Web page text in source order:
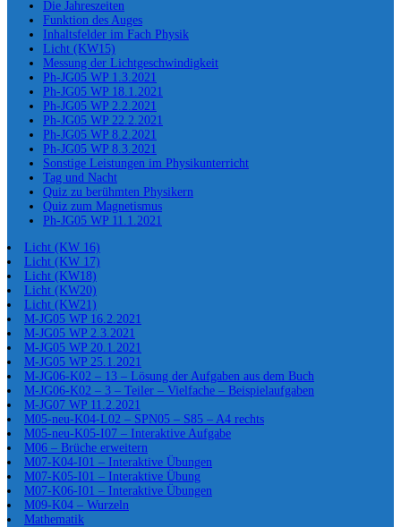
Die Jahreszeiten
Funktion des Auges
Inhaltsfelder im Fach Physik
Licht (KW15)
Messung der Lichtgeschwindigkeit
Ph-JG05 WP 1.3.2021
Ph-JG05 WP 18.1.2021
Ph-JG05 WP 2.2.2021
Ph-JG05 WP 22.2.2021
Ph-JG05 WP 8.2.2021
Ph-JG05 WP 8.3.2021
Sonstige Leistungen im Physikunterricht
Tag und Nacht
Quiz zu berühmten Physikern
Quiz zum Magnetismus
Ph-JG05 WP 11.1.2021
Licht (KW 16)
Licht (KW 17)
Licht (KW18)
Licht (KW20)
Licht (KW21)
M-JG05 WP 16.2.2021
M-JG05 WP 2.3.2021
M-JG05 WP 20.1.2021
M-JG05 WP 25.1.2021
M-JG06-K02 – 13 – Lösung der Aufgaben aus dem Buch
M-JG06-K02 – 3 – Teiler – Vielfache – Beispielaufgaben
M-JG07 WP 11.2.2021
M05-neu-K04-L02 – SPN05 – S85 – A4 rechts
M05-neu-K05-I07 – Interaktive Aufgabe
M06 – Brüche erweitern
M07-K04-I01 – Interaktive Übungen
M07-K05-I01 – Interaktive Übung
M07-K06-I01 – Interaktive Übungen
M09-K04 – Wurzeln
Mathematik